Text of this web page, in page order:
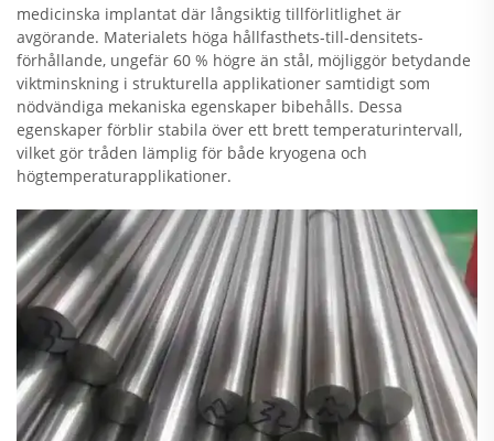
medicinska implantat där långsiktig tillförlitlighet är
avgörande. Materialets höga hållfasthets-till-densitets-
förhållande, ungefär 60 % högre än stål, möjliggör betydande
viktminskning i strukturella applikationer samtidigt som
nödvändiga mekaniska egenskaper bibehålls. Dessa
egenskaper förblir stabila över ett brett temperaturintervall,
vilket gör tråden lämplig för både kryogena och
högtemperaturapplikationer.